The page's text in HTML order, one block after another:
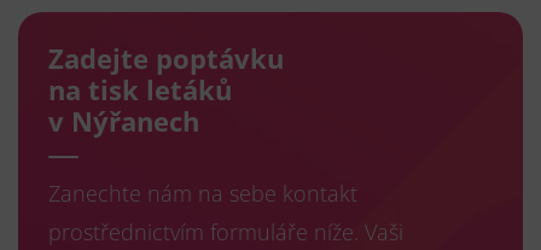
Zadejte poptávku
na tisk letáků
v Nýřanech
Zanechte nám na sebe kontakt
prostřednictvím formuláře níže. Vaši